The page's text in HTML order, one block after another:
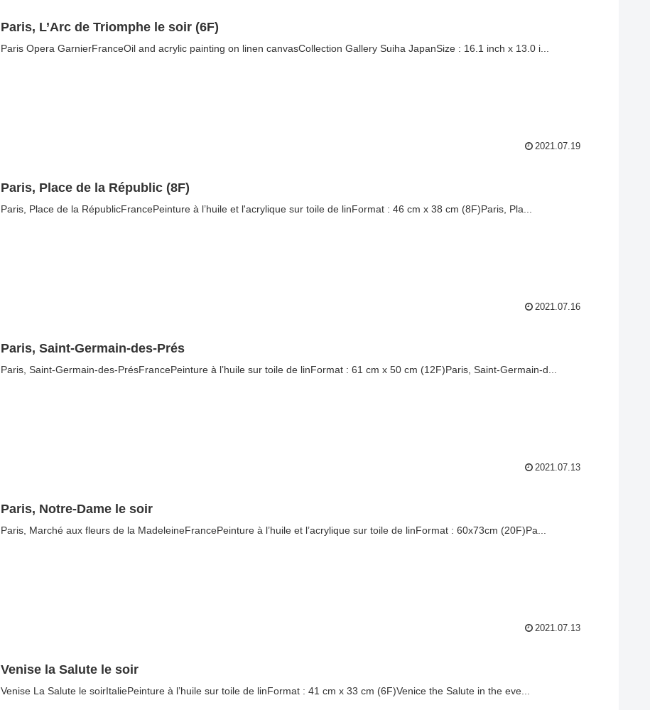
Paris, L’Arc de Triomphe le soir (6F)
Paris Opera GarnierFranceOil and acrylic painting on linen canvasCollection Gallery Suiha JapanSize : 16.1 inch x 13.0 i...
2021.07.19
Paris, Place de la Républic (8F)
Paris, Place de la RépublicFrancePeinture à l’huile et l'acrylique sur toile de linFormat : 46 cm x 38 cm (8F)Paris, Pla...
2021.07.16
Paris, Saint-Germain-des-Prés
Paris, Saint-Germain-des-PrésFrancePeinture à l’huile sur toile de linFormat : 61 cm x 50 cm (12F)Paris, Saint-Germain-d...
2021.07.13
Paris, Notre-Dame le soir
Paris, Marché aux fleurs de la MadeleineFrancePeinture à l’huile et l’acrylique sur toile de linFormat : 60x73cm (20F)Pa...
2021.07.13
Venise la Salute le soir
Venise La Salute le soirItaliePeinture à l’huile sur toile de linFormat : 41 cm x 33 cm (6F)Venice the Salute in the eve...